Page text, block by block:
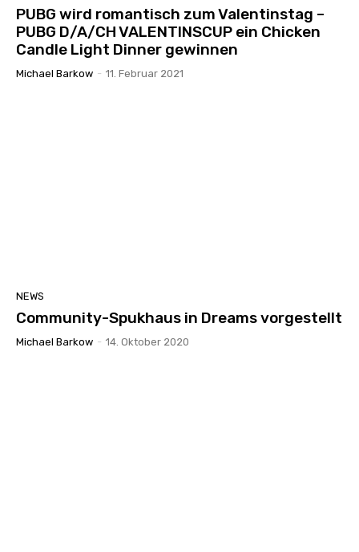
PUBG wird romantisch zum Valentinstag –
PUBG D/A/CH VALENTINSCUP ein Chicken
Candle Light Dinner gewinnen
Michael Barkow - 11. Februar 2021
NEWS
Community-Spukhaus in Dreams vorgestellt
Michael Barkow - 14. Oktober 2020